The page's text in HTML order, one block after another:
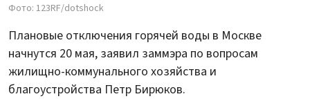
Фото: 123RF/dotshock
Плановые отключения горячей воды в Москве
начнутся 20 мая, заявил заммэра по вопросам
жилищно-коммунального хозяйства и
благоустройства Петр Бирюков.